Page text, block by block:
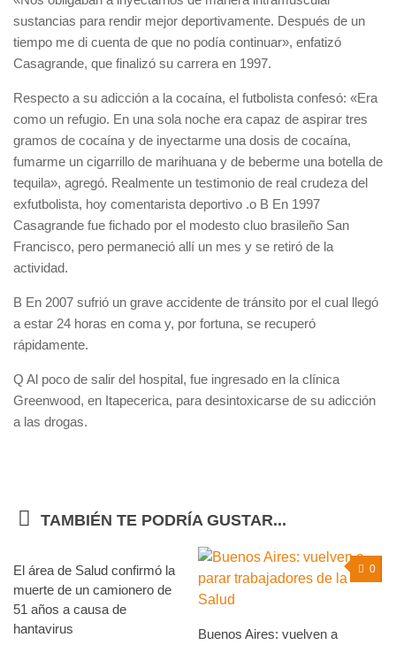
sustancias para rendir mejor deportivamente. Después de un
tiempo me di cuenta de que no podía continuar», enfatizó
Casagrande, que finalizó su carrera en 1997.
Respecto a su adicción a la cocaína, el futbolista confesó: «Era
como un refugio. En una sola noche era capaz de aspirar tres
gramos de cocaína y de inyectarme una dosis de cocaína,
fumarme un cigarrillo de marihuana y de beberme una botella de
tequila», agregó. Realmente un testimonio de real crudeza del
exfutbolista, hoy comentarista deportivo .o B En 1997
Casagrande fue fichado por el modesto cluo brasileño San
Francisco, pero permaneció allí un mes y se retiró de la
actividad.
B En 2007 sufrió un grave accidente de tránsito por el cual llegó
a estar 24 horas en coma y, por fortuna, se recuperó
rápidamente.
Q Al poco de salir del hospital, fue ingresado en la clínica
Greenwood, en Itapecerica, para desintoxicarse de su adicción
a las drogas.
TAMBIÉN TE PODRÍA GUSTAR...
El área de Salud confirmó la
muerte de un camionero de
51 años a causa de
hantavirus
0
Buenos Aires: vuelven a